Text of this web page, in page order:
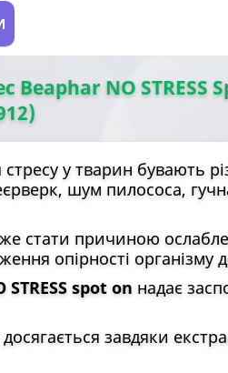
Beaphar NO STRESS
у тварин бувають
шум пилососа,
стати причиною
опірності організму
spot on надає
завдяки